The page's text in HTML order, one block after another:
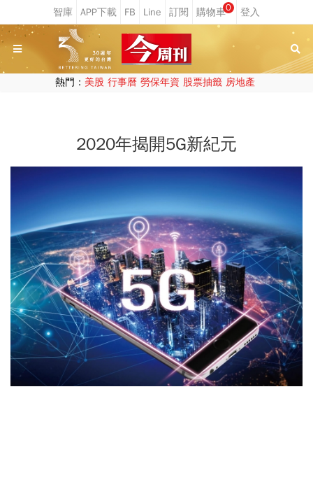
0
熱門： 美股 行事曆 勞保年資 股票抽籤 房地產
2020年揭開5G新紀元